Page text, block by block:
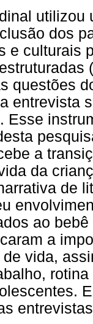
utilizou
dos
e culturais
questões
entrevista
Esse
a
da
de
ao
a
vida,